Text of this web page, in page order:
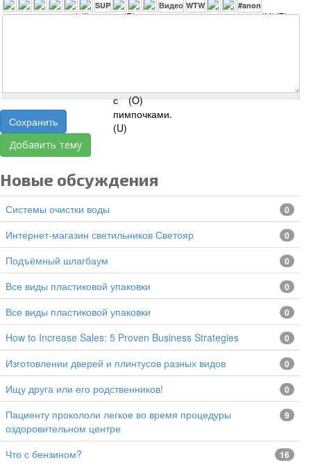
Сохранить
Добавить тему
Новые обсуждения
Системы очистки воды 0
Интернет-магазин светильников Светояр 0
подъёмный шлагбаум 0
все виды пластиковой упаковки 0
все виды пластиковой упаковки 0
How to Increase Sales: 5 Proven Business Strategies 0
изготовлении дверей и плинтусов разных видов 0
Ищу друга или его родственников! 0
Пациенту прокололи легкое во время процедуры
оздоровительном центре
9
Что с бензином? 16